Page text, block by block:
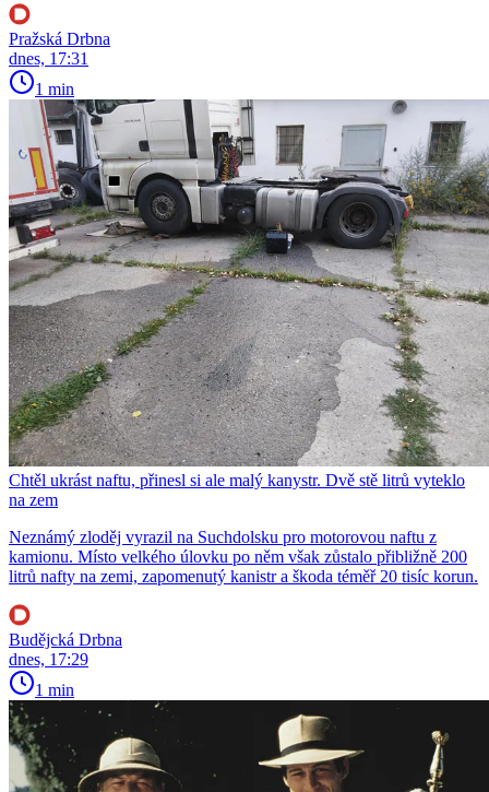
Pražská Drbna
dnes, 17:31
1 min
Chtěl ukrást naftu, přinesl si ale malý kanystr. Dvě stě litrů vyteklo
na zem
Neznámý zloděj vyrazil na Suchdolsku pro motorovou naftu z
kamionu. Místo velkého úlovku po něm však zůstalo přibližně 200
litrů nafty na zemi, zapomenutý kanistr a škoda téměř 20 tisíc korun.
Budějcká Drbna
dnes, 17:29
1 min